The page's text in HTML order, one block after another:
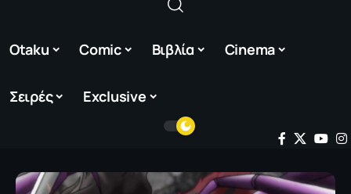
Otaku Comic Βιβλία Cinema
Σειρές Exclusive